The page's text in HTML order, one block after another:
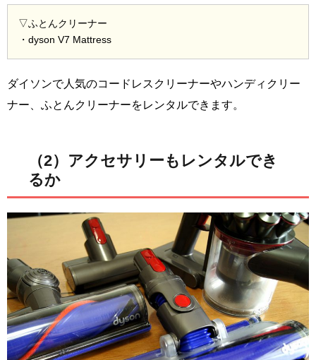
▽ふとんクリーナー
・dyson V7 Mattress
ダイソンで人気のコードレスクリーナーやハンディクリー
ナー、ふとんクリーナーをレンタルできます。
（2）アクセサリーもレンタルでき
るか